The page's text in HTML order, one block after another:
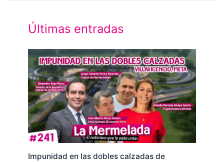
Últimas entradas
Impunidad en las dobles calzadas de